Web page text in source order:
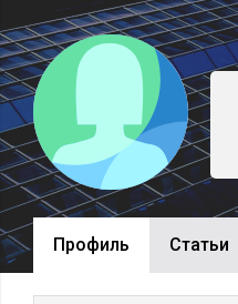
Профиль Cтатьи